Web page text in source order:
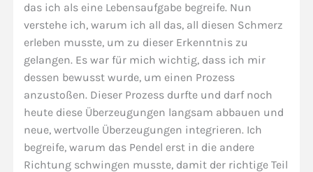
das ich als eine Lebensaufgabe begreife. Nun
verstehe ich, warum ich all das, all diesen Schmerz
erleben musste, um zu dieser Erkenntnis zu
gelangen. Es war für mich wichtig, dass ich mir
dessen bewusst wurde, um einen Prozess
anzustoßen. Dieser Prozess durfte und darf noch
heute diese Überzeugungen langsam abbauen und
neue, wertvolle Überzeugungen integrieren. Ich
begreife, warum das Pendel erst in die andere
Richtung schwingen musste, damit der richtige Teil